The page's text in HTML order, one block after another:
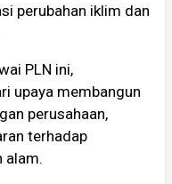
perubahan iklim dan
PLN ini,
upaya membangun
perusahaan,
terhadap
alam.